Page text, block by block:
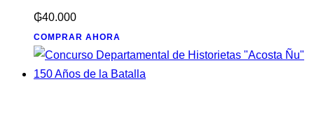
₲40.000
COMPRAR AHORA